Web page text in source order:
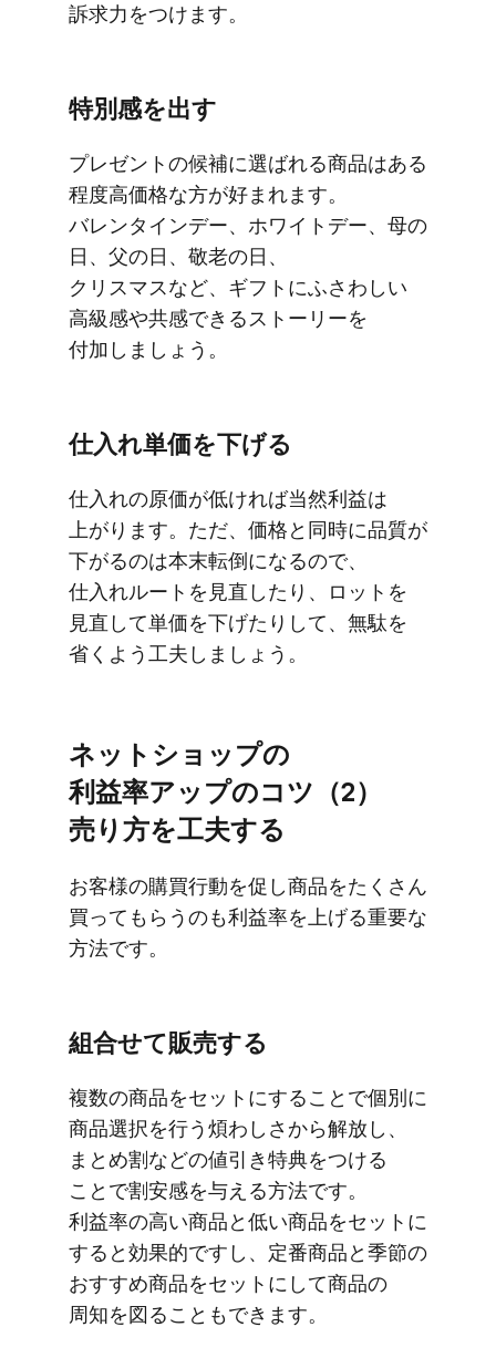
訴求力を​つけます。
特別感を​出す
プレゼントの​候補に​選ばれる​商品は​ある​
程度高価格な方が​好まれます。​
バレンタインデー、​ホワイトデー、​母の​
日、​父の​日、​敬老の​日、​
クリスマスなど、​ギフトに​ふさわしい​
高級感や​共感できる​ストーリーを​
付加しましょう。
仕入れ単価を​下げる
仕入れの​原価が​低ければ​当然利益は​
上がります。​ただ、​価格と​同時に​品質が​
下がるのは​本末転倒に​なるので、​
仕入れルートを​見直したり、​ロットを​
見直して​単価を​下げたりして、​無駄を​
省く​よう​工夫しましょう。
ネットショップの​
利益率アップの​コツ​（2）​
売り方を​工夫する
お客様の​購買行動を​促し商品を​たくさん​
買って​もらうのも​利益率を​上げる​重要な​
方法です。
組合せて​販売する
複数の​商品を​セットに​する​ことで​個別に​
商品選択を​行う​煩わしさから​解放し、​
まとめ割などの​値引き特典を​つける​
ことで​割安感を​与える​方​法です。​
利益率の​高い​商品と​低い​商品を​セットに​
すると​効果的ですし、​定番商品と​季節の​
おすすめ商品を​セットに​して​商品の​
周知を​図る​ことも​できます。